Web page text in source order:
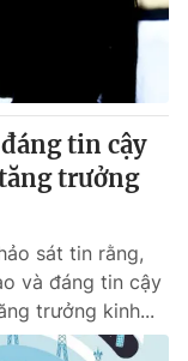
tin cậy
trưởng
sát tin rằng,
và đáng tin cậy
trưởng kinh...